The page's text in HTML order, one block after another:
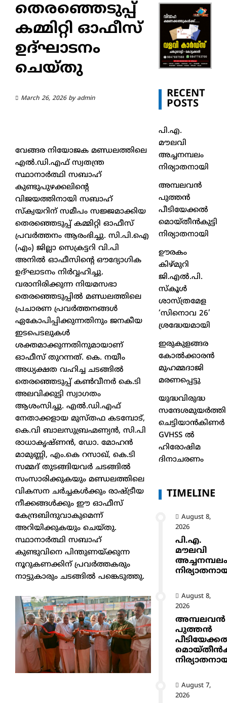
തെരഞ്ഞെടുപ്പ്
കമ്മിറ്റി ഓഫീസ്
ഉദ്ഘാടനം
ചെയ്തു
March 26, 2026by admin
വേങ്ങര നിയോജക മണ്ഡലത്തിലെ
എൽ.ഡി.എഫ് സ്വതന്ത്ര
സ്ഥാനാർത്ഥി സബാഹ്
കുണ്ടുപുഴക്കലിൻ്റെ
വിജയത്തിനായി സബാഹ്
സ്ക്വയറിന് സമീപം സജ്ജമാക്കിയ
തെരഞ്ഞെടുപ്പ് കമ്മിറ്റി ഓഫീസ്
പ്രവർത്തനം ആരംഭിച്ചു. സി.പി.ഐ
(എം) ജില്ലാ സെക്രട്ടറി വി.പി
അനിൽ ഓഫീസിന്റെ ഔദ്യോഗിക
ഉദ്ഘാടനം നിർവ്വഹിച്ചു.
വരാനിരിക്കുന്ന നിയമസഭാ
തെരഞ്ഞെടുപ്പിൽ മണ്ഡലത്തിലെ
പ്രചാരണ പ്രവർത്തനങ്ങൾ
ഏകോപിപ്പിക്കുന്നതിനും ജനകീയ
ഇടപെടലുകൾ
ശക്തമാക്കുന്നതിനുമായാണ്
ഓഫീസ് തുറന്നത്. കെ. നയീം
അധ്യക്ഷത വഹിച്ച ചടങ്ങിൽ
തെരഞ്ഞെടുപ്പ് കൺവീനർ കെ.ടി
അലവിക്കുട്ടി സ്വാഗതം
ആശംസിച്ചു. എൽ.ഡി.എഫ്
നേതാക്കളായ മുസ്തഫ കടമ്പോട്,
കെ.വി ബാലസുബ്രഹ്മണ്യൻ, സി.പി
രാധാകൃഷ്ണൻ, ഡോ. മോഹൻ
മാമുണ്ണി, എം.കെ റസാഖ്, കെ.ടി
സമ്മദ് തുടങ്ങിയവർ ചടങ്ങിൽ
സംസാരിക്കുകയും മണ്ഡലത്തിലെ
വികസന ചർച്ചകൾക്കും രാഷ്ട്രീയ
നീക്കങ്ങൾക്കും ഈ ഓഫീസ്
കേന്ദ്രബിന്ദുവാകുമെന്ന്
അറിയിക്കുകയും ചെയ്തു.
സ്ഥാനാർത്ഥി സബാഹ്
കുണ്ടുവിനെ പിന്തുണയ്ക്കുന്ന
നൂറുകണക്കിന് പ്രവർത്തകരും
നാട്ടുകാരും ചടങ്ങിൽ പങ്കെടുത്തു.
RECENT
POSTS
പി.എ.
മൗലവി
അച്ചനമ്പലം
നിര്യാതനായി
അമ്പലവൻ
പുത്തൻ
പീടിയേക്കൽ
മൊയ്തീൻകുട്ടി
നിര്യാതനായി
ഊരകം
കിഴ്മുറി
ജി.എൽ.പി.
സ്കൂൾ
ശാസ്ത്രമേള
‘സിനൊവ 26’
ശ്രദ്ധേയമായി
ഇരുകുളങ്ങര
കോൽക്കാരൻ
മുഹമ്മദാജി
മരണപ്പെട്ടു
യുദ്ധവിരുദ്ധ
സന്ദേശമുയർത്തി
ചെട്ടിയാൻകിണർ
GVHSS ൽ
ഹിരോഷിമ
ദിനാചരണം
TIMELINE
August 8,
2026
പി.എ.
മൗലവി
August 8,
2026
അമ്പലവൻ
പുത്തൻ
August 7,
2026